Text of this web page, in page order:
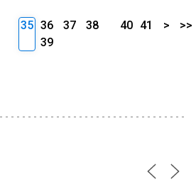
35 36 37
38
39
40 41 > >>